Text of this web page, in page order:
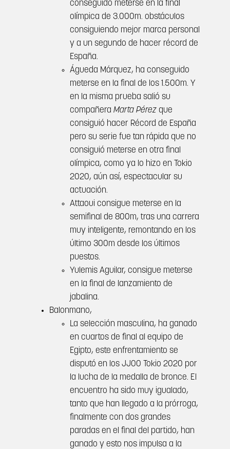
conseguido meterse en la final
olímpica de 3.000m. obstáculos
consiguiendo mejor marca personal
y a un segundo de hacer récord de
España.
Águeda Márquez, ha conseguido
meterse en la final de los 1.500m. Y
en la misma prueba salió su
compañera Marta Pérez que
consiguió hacer Récord de España
pero su serie fue tan rápida que no
consiguió meterse en otra final
olímpica, como ya lo hizo en Tokio
2020, aún así, espectacular su
actuación.
Attaoui consigue meterse en la
semifinal de 800m, tras una carrera
muy inteligente, remontando en los
último 300m desde los últimos
puestos.
Yulemis Aguilar, consigue meterse
en la final de lanzamiento de
jabalina.
Balonmano,
La selección masculina, ha ganado
en cuartos de final al equipo de
Egipto, este enfrentamiento se
disputó en los JJOO Tokio 2020 por
la lucha de la medalla de bronce. El
encuentro ha sido muy igualado,
tanto que han llegado a la prórroga,
finalmente con dos grandes
paradas en el final del partido, han
ganado y esto nos impulsa a la